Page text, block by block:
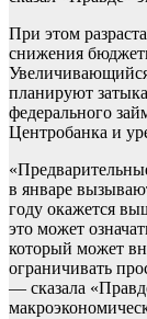
При этом
снижения
планируют
федерального
Центробанка и
в январе
году окажется
это может
который может
ограничивать
— сказала